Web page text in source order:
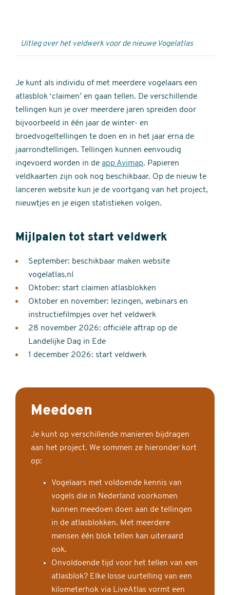
Uitleg over het veldwerk voor de nieuwe Vogelatlas
Je kunt als individu of met meerdere vogelaars een
atlasblok ‘claimen’ en gaan tellen. De verschillende
tellingen kun je over meerdere jaren spreiden door
bijvoorbeeld in één jaar de winter- en
broedvogeltellingen te doen en in het jaar erna de
jaarrondtellingen. Tellingen kunnen eenvoudig
ingevoerd worden in de app Avimap. Papieren
veldkaarten zijn ook nog beschikbaar. Op de nieuw te
lanceren website kun je de voortgang van het project,
nieuwtjes en je eigen statistieken volgen.
Mijlpalen tot start veldwerk
September: beschikbaar maken website
vogelatlas.nl
Oktober: start claimen atlasblokken
Oktober en november: lezingen, webinars en
instructiefilmpjes over het veldwerk
28 november 2026: officiële aftrap op de
Landelijke Dag in Ede
1 december 2026: start veldwerk
Meedoen
Je kunt op verschillende manieren bijdragen
aan het project. We sommen ze hieronder kort
op:
Vogelaars met voldoende kennis van
vogels die in Nederland voorkomen
kunnen meedoen doen aan de tellingen
in de atlasblokken. Met meerdere
mensen één blok tellen kan uiteraard
ook.
Onvoldoende tijd voor het tellen van een
atlasblok? Elke losse uurtelling van een
kilometerhok via LiveAtlas vormt een